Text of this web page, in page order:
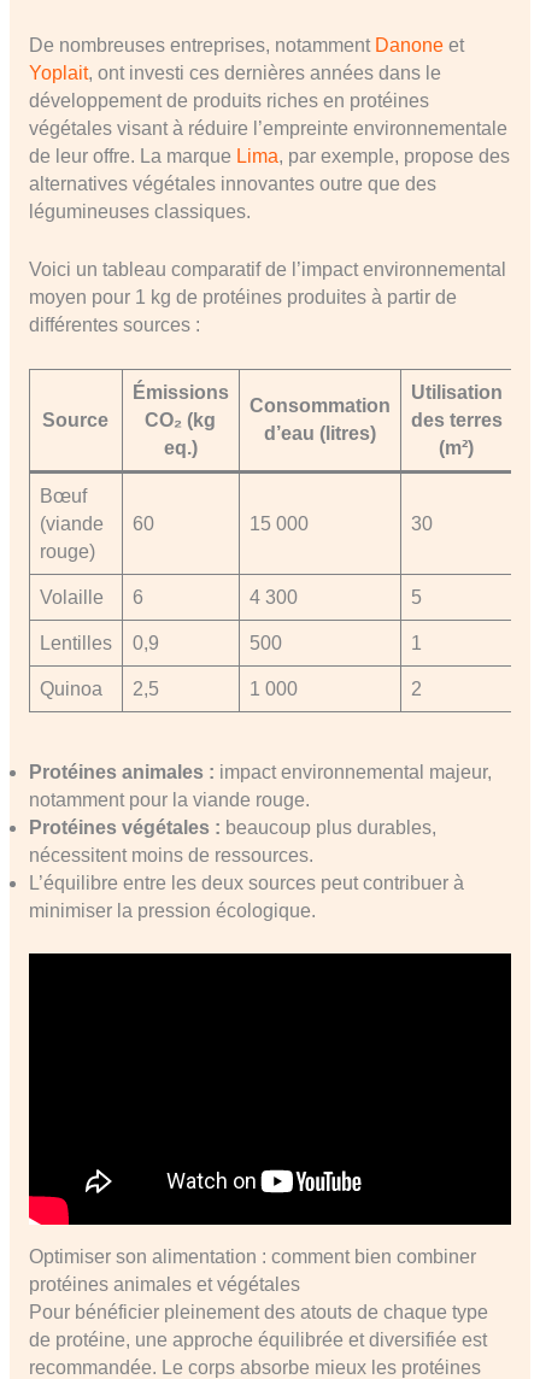
De nombreuses entreprises, notamment Danoneet
Yoplait, ont investi ces dernières années dans le
développement de produits riches en protéines
végétales visant à réduire l’empreinte environnementale
de leur offre. La marque Lima, par exemple, propose des
alternatives végétales innovantes outre que des
légumineuses classiques.
Voici un tableau comparatif de l’impact environnemental
moyen pour 1 kg de protéines produites à partir de
différentes sources :
Source
Émissions
CO₂ (kg
eq.)
Consommation
d’eau (litres)
Utilisation
des terres
(m²)
Bœuf
(viande
rouge)
60 15 000 30
Volaille 6 4 300 5
Lentilles 0,9 500 1
Quinoa 2,5 1 000 2
Protéines animales : impact environnemental majeur,
notamment pour la viande rouge.
Protéines végétales : beaucoup plus durables,
nécessitent moins de ressources.
L’équilibre entre les deux sources peut contribuer à
minimiser la pression écologique.
Optimiser son alimentation : comment bien combiner
protéines animales et végétales
Pour bénéficier pleinement des atouts de chaque type
de protéine, une approche équilibrée et diversifiée est
recommandée. Le corps absorbe mieux les protéines